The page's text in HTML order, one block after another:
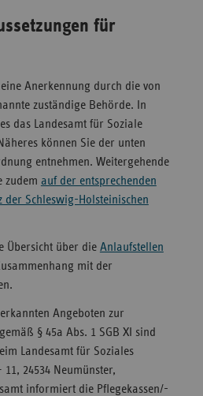
für
Anerkennung durch die von
zuständige Behörde. In
das Landesamt für Soziale
können Sie der unten
entnehmen. Weitergehende
zudem auf der entsprechenden
der Schleswig-Holsteinischen
Übersicht über die Anlaufstellen
mit der
Angeboten zur
§ 45a Abs. 1 SGB XI sind
Landesamt für Soziales
11, 24534 Neumünster,
informiert die Pflegekassen/-